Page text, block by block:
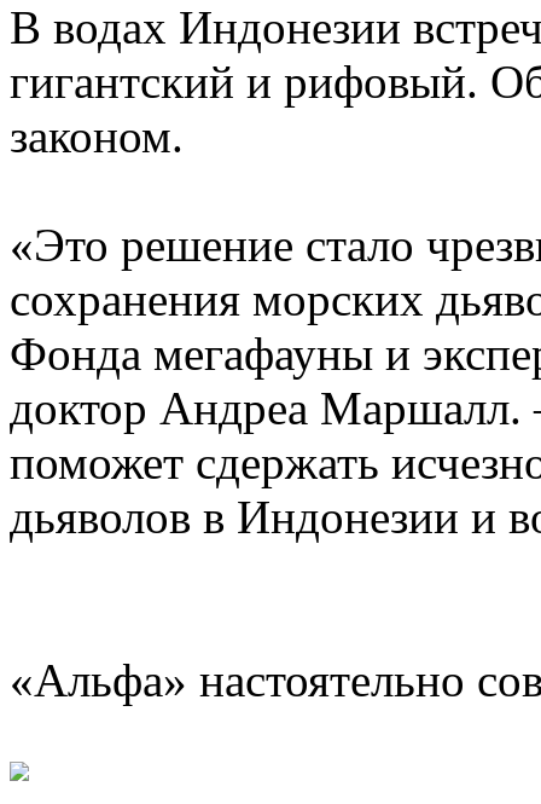
В водах Индонезии
гигантский и рифовый.
законом.
«Это решение стало
сохранения морских
Фонда мегафауны и
доктор Андреа Маршалл.
поможет сдержать
дьяволов в Индонезии и
«Альфа» настоятельно